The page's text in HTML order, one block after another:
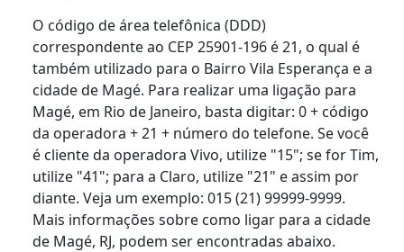
O código de área telefônica (DDD)
correspondente ao CEP 25901-196 é 21, o qual é
também utilizado para o Bairro Vila Esperança e a
cidade de Magé. Para realizar uma ligação para
Magé, em Rio de Janeiro, basta digitar: 0 + código
da operadora + 21 + número do telefone. Se você
é cliente da operadora Vivo, utilize "15"; se for Tim,
utilize "41"; para a Claro, utilize "21" e assim por
diante. Veja um exemplo: 015 (21) 99999-9999.
Mais informações sobre como ligar para a cidade
de Magé, RJ, podem ser encontradas abaixo.